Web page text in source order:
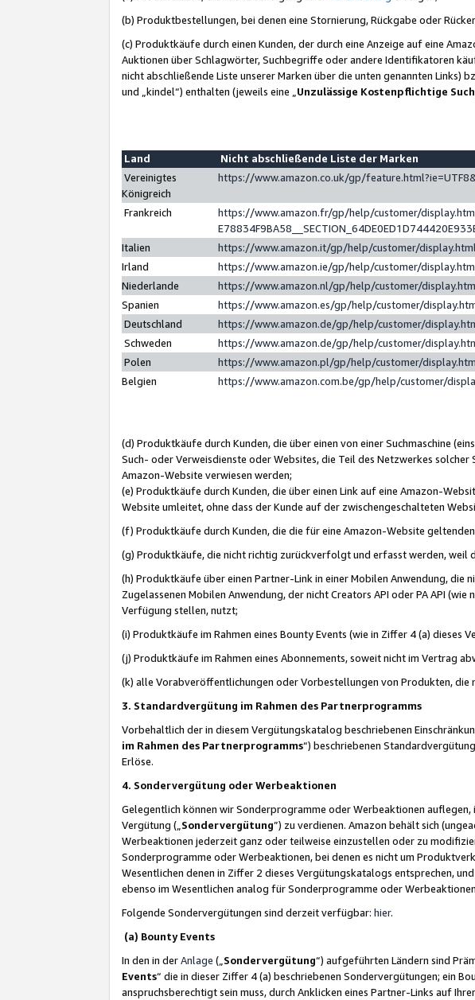
(b) Produktbestellungen, bei denen eine Stornierung, Rückgabe oder
(c) Produktkäufe durch einen Kunden, der durch eine Anzeige auf eine
Auktionen über Schlagwörter, Suchbegriffe oder andere Identifikatoren
nicht abschließende Liste unserer Marken über die unten genannten Links)
und „kindel“) enthalten (jeweils eine „ Unzulässige Kostenpflichtige
Land
Nicht abschließende Liste der Marken
Vereinigtes
Königreich
https://www.amazon.co.uk/gp/
Frankreich
https://www.amazon.fr/gp/help/customer/
Italien
https://www.amazon.it/gp/help/customer/
Irland
https://www.amazon.ie/gp/help/customer/
Niederlande
https://www.amazon.nl/gp/help/customer/
Spanien
https://www.amazon.es/gp/help/customer/
Deutschland
https://www.amazon.de/gp/help/customer/
Schweden
https://www.amazon.de/gp/help/customer/
Polen
https://www.amazon.pl/gp/help/customer/
Belgien
https://www.amazon.com.be/gp/help/customer/
(d) Produktkäufe durch Kunden, die über einen von einer Suchmaschine
Such- oder Verweisdienste oder Websites, die Teil des Netzwerkes solcher
Amazon-Website verwiesen werden;
(e) Produktkäufe durch Kunden, die über einen Link auf eine Amazon-
Website umleitet, ohne dass der Kunde auf der zwischengeschalteten
(f) Produktkäufe durch Kunden, die die für eine Amazon-Website
(g) Produktkäufe, die nicht richtig zurückverfolgt und erfasst werden, weil
(h) Produktkäufe über einen Partner-Link in einer Mobilen Anwendung, die
Zugelassenen Mobilen Anwendung, der nicht Creators API oder PA API
Verfügung stellen, nutzt;
(i) Produktkäufe im Rahmen eines Bounty Events (wie in Ziffer 4 (a)
(j) Produktkäufe im Rahmen eines Abonnements, soweit nicht im Vertrag
(k) alle Vorabveröffentlichungen oder Vorbestellungen von Produkten,
3. Standardvergütung im Rahmen des Partnerprogramms
Vorbehaltlich der in diesem Vergütungskatalog beschriebenen
im Rahmen des Partnerprogramms“) beschriebenen
Erlöse.
4. Sondervergütung oder Werbeaktionen
Gelegentlich können wir Sonderprogramme oder Werbeaktionen
Vergütung („ Sondervergütung”) zu verdienen. Amazon behält sich
Werbeaktionen jederzeit ganz oder teilweise einzustellen oder zu
Sonderprogramme oder Werbeaktionen, bei denen es nicht um
Wesentlichen denen in Ziffer 2 dieses Vergütungskatalogs entsprechen,
ebenso im Wesentlichen analog für Sonderprogramme oder
Folgende Sondervergütungen sind derzeit verfügbar: hier.
(a) Bounty Events
In den in derAnlage („ Sondervergütung“) aufgeführten Ländern sind
Events“ die in dieser Ziffer 4 (a) beschriebenen Sondervergütungen; ein
anspruchsberechtigt sein muss, durch Anklicken eines Partner-Links auf